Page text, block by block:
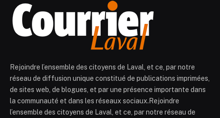
Rejoindre l’ensemble des citoyens de Laval, et ce, par notre
réseau de diffusion unique constitué de publications imprimées,
de sites web, de blogues, et par une présence importante dans
la communauté et dans les réseaux sociaux.Rejoindre
l’ensemble des citoyens de Laval, et ce, par notre réseau de